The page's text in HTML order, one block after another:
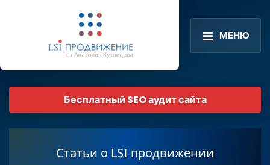
МЕНЮ
Бесплатный SEO аудит сайта
Статьи о LSI продвижении